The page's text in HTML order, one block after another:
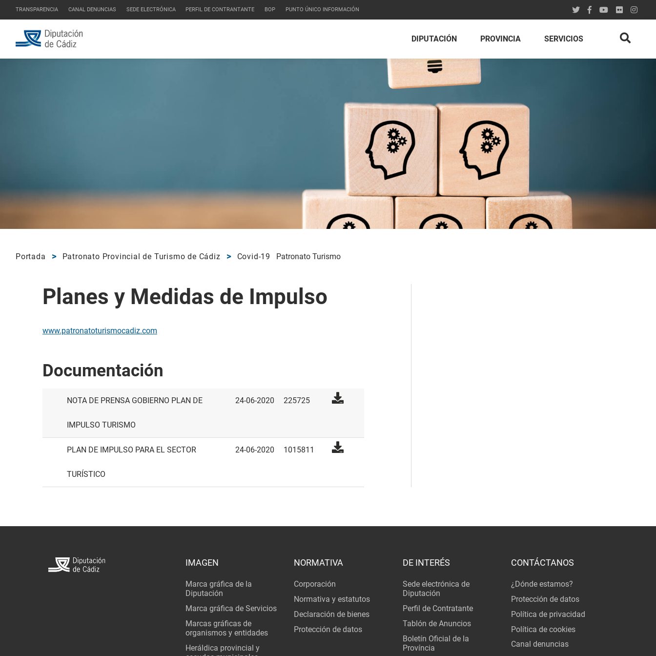
TRANSPARENCIA CANAL DENUNCIAS SEDE ELECTRÓNICA PERFIL DE CONTRANTANTE BOP PUNTO ÚNICO INFORMACIÓN
DIPUTACIÓN PROVINCIA SERVICIOS
Portada Patronato Provincial de Turismo de Cádiz Covid-19 Patronato Turismo
Planes y Medidas de Impulso
www.patronatoturismocadiz.com
Documentación
NOTA DE PRENSA GOBIERNO PLAN DE
IMPULSO TURISMO
24-06-2020 225725
PLAN DE IMPULSO PARA EL SECTOR
TURÍSTICO
24-06-2020 1015811
IMAGEN
Marca gráfica de la
Diputación
Marca gráfica de Servicios
Marcas gráficas de
organismos y entidades
Heráldica provincial y
NORMATIVA
Corporación
Normativa y estatutos
Declaración de bienes
Protección de datos
DE INTERÉS
Sede electrónica de
Diputación
Perfil de Contratante
Tablón de Anuncios
Boletín Oficial de la
Província
CONTÁCTANOS
¿Dónde estamos?
Protección de datos
Política de privacidad
Política de cookies
Canal denuncias